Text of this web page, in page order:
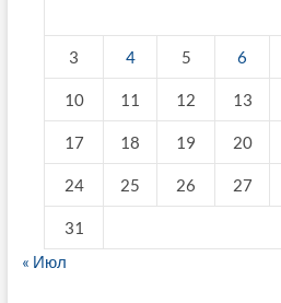
3 4 5 6
10 11 12 13
17 18 19 20
24 25 26 27
31
« Июл